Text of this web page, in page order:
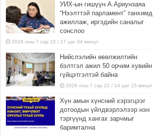
УИХ-ын гишүүн А.Ариунзаяа
“Нээлттэй парламент” танхимд
ажиллаж, иргэдийн саналыг
сонслоо
2026 оны 7 сар 22 / 17 цаг 04 минут
Нийслэлийн өвөлжилтийн
бэлтгэл ажил 50 орчим хувийн
гүйцэтгэлтэй байна
2026 оны 7 сар 22 / 14 цаг 15 минут
Хүн амын хүнсний хэрэгцээг
дотоодын үйлдвэрлэлээр нэн
тэргүүнд хангах зарчмыг
баримтална